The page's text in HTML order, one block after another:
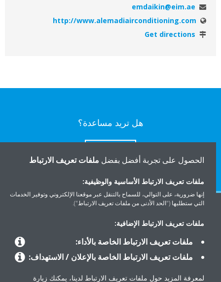
emdaikin@eim.ae
http://www.alemadiairconditioning.com
Get directions
هل تريد مساعدة؟
الحصول على تجربة أفضل بفضل ملفات تعريف الارتباط
ملفات تعريف الارتباط الأساسية والوظيفية:
إنها ضرورية، على التوالي، للسماح بالتنقل عبر موقعنا الإلكتروني وتوفير الخدمات
التي ستطلبها ("الحد الأدنى من ملفات تعريف الارتباط").
ملفات تعريف الارتباط الإضافية:
ملفات تعريف الارتباط الخاصة بالأداء:
ملفات تعريف الارتباط الخاصة بالإعلان / الاستهداف:
لمعرفة المزيد حول ملفات تعريف الارتباط لدينا، يمكنك زيارة